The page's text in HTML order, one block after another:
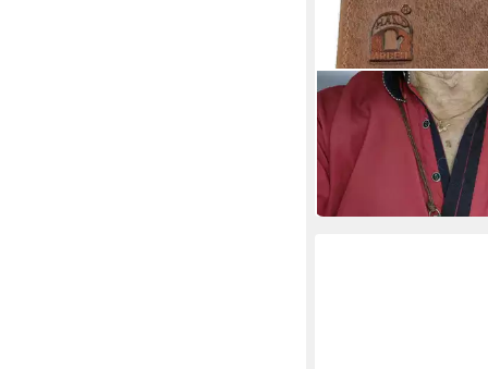
EINKAUFSZAUBER
Handytasche Echt
Smartphone
29,50 €
in 3-4 Werktagen bei dir